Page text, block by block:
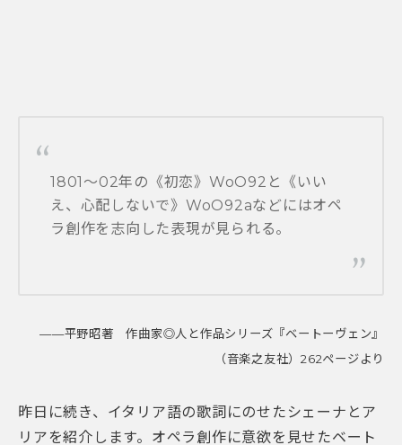
1801〜02年の《初恋》WoO92と《いい
え、心配しないで》WoO92aなどにはオペ
ラ創作を志向した表現が見られる。
——平野昭著 作曲家◎人と作品シリーズ『ベートーヴェン』
（音楽之友社）262ページより
昨日に続き、イタリア語の歌詞にのせたシェーナとア
リアを紹介します。オペラ創作に意欲を見せたベート